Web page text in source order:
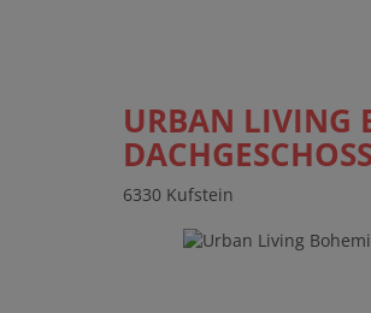
URBAN LIVING
6330 Kufstein